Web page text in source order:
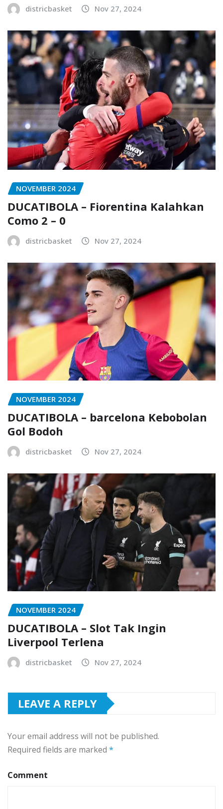
districbasket Nov 27, 2024
NOVEMBER 2024
DUCATIBOLA – Fiorentina Kalahkan
Como 2 – 0
districbasket Nov 27, 2024
NOVEMBER 2024
DUCATIBOLA – barcelona Kebobolan
Gol Bodoh
districbasket Nov 27, 2024
NOVEMBER 2024
DUCATIBOLA – Slot Tak Ingin
Liverpool Terlena
districbasket Nov 27, 2024
LEAVE A REPLY
Your email address will not be published.
Required fields are marked *
Comment